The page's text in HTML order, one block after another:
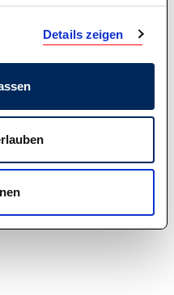
Details zeigen